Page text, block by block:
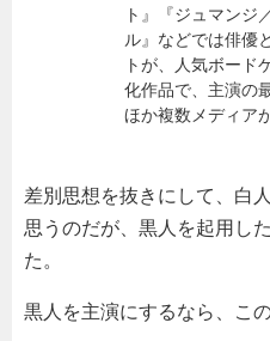
ト』『ジュマンジ
ル』などでは俳優
トが、人気ボード
化作品で、主演の
ほか複数メディア
差別思想を抜きにして、白
思うのだが、黒人を起用し
た。
黒人を主演にするなら、こ